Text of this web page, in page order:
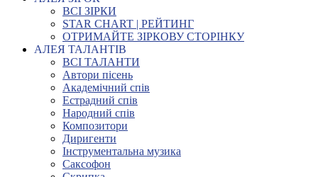
ВСІ ЗІРКИ
STAR CHART | РЕЙТИНГ
ОТРИМАЙТЕ ЗІРКОВУ СТОРІНКУ
АЛЕЯ ТАЛАНТІВ
ВСІ ТАЛАНТИ
Автори пісень
Академічний спів
Естрадний спів
Народний спів
Композитори
Диригенти
Інструментальна музика
Саксофон